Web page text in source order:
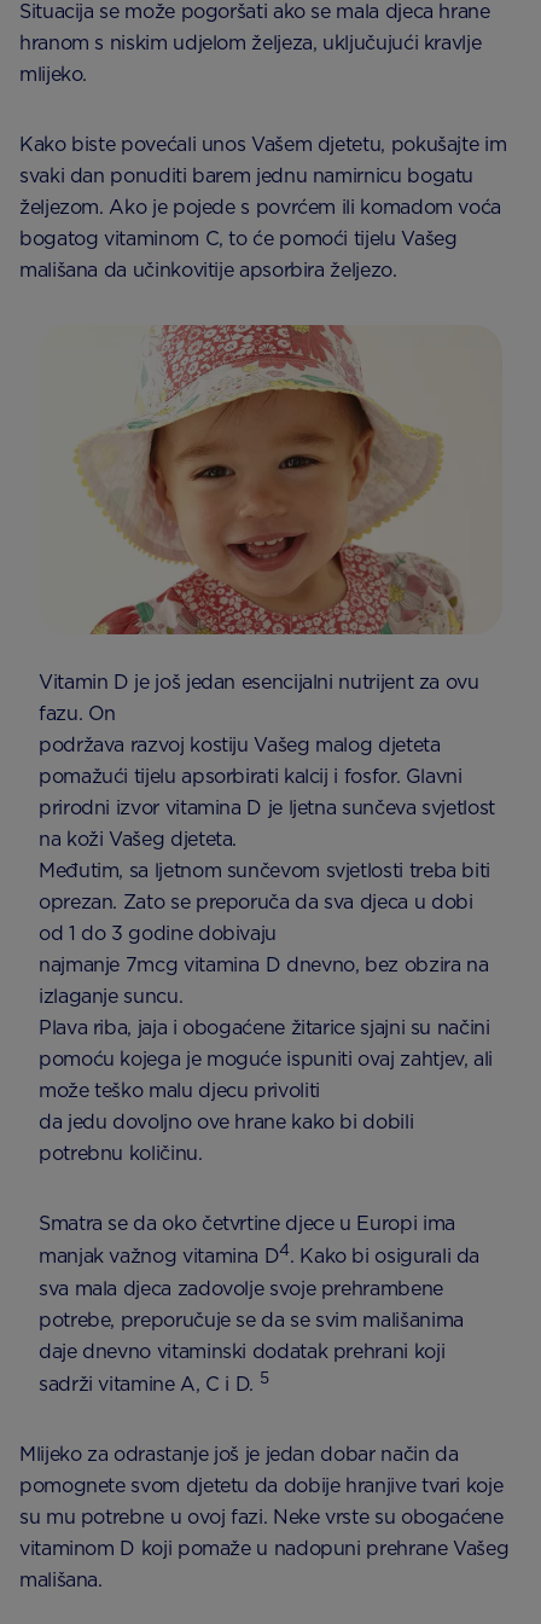
Situacija se može pogoršati ako se mala djeca hrane
hranom s niskim udjelom željeza, uključujući kravlje
mlijeko.
Kako biste povećali unos Vašem djetetu, pokušajte im
svaki dan ponuditi barem jednu namirnicu bogatu
željezom. Ako je pojede s povrćem ili komadom voća
bogatog vitaminom C, to će pomoći tijelu Vašeg
mališana da učinkovitije apsorbira željezo.
Vitamin D je još jedan esencijalni nutrijent za ovu
fazu. On
podržava razvoj kostiju Vašeg malog djeteta
pomažući tijelu apsorbirati kalcij i fosfor. Glavni
prirodni izvor vitamina D je ljetna sunčeva svjetlost
na koži Vašeg djeteta.
Međutim, sa ljetnom sunčevom svjetlosti treba biti
oprezan. Zato se preporuča da sva djeca u dobi
od 1 do 3 godine dobivaju
najmanje 7mcg vitamina D dnevno, bez obzira na
izlaganje suncu.
Plava riba, jaja i obogaćene žitarice sjajni su načini
pomoću kojega je moguće ispuniti ovaj zahtjev, ali
može teško malu djecu privoliti
da jedu dovoljno ove hrane kako bi dobili
potrebnu količinu.
Smatra se da oko četvrtine djece u Europi ima
manjak važnog vitamina D4. Kako bi osigurali da
sva mala djeca zadovolje svoje prehrambene
potrebe, preporučuje se da se svim mališanima
daje dnevno vitaminski dodatak prehrani koji
sadrži vitamine A, C i D. 5
Mlijeko za odrastanje još je jedan dobar način da
pomognete svom djetetu da dobije hranjive tvari koje
su mu potrebne u ovoj fazi. Neke vrste su obogaćene
vitaminom D koji pomaže u nadopuni prehrane Vašeg
mališana.